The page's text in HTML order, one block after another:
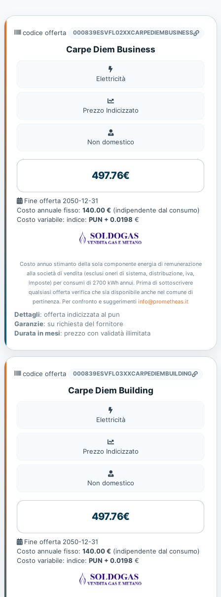
codice offerta 000839ESVFL02XXCARPEDIEMBUSINESS
Carpe Diem Business
Elettricità
Elettricità
Prezzo Indicizzato
Non
domestic
Non domestico
497.76€
Fine
offerta
Fine offerta 2050-12-31
Costo annuale fisso: 140.00 € (indipendente dal consumo)
Costo variabile: indice: PUN + 0.0198 €
Costo annuo stimanto della sola componente energia di remunerazione
alla società di vendita (esclusi oneri di sistema, distribuzione, iva,
imposte) per consumi di 2700 kWh annui. Prima di sottoscrivere
qualsiasi offerta verifica che sia disponibile anche nel comune di
pertinenza. Per confronto e suggerimenti info@prometheas.it
Dettagli: offerta indicizzata al pun
Garanzie: su richiesta del fornitore
Durata in mesi: prezzo con validatà illimitata
codice offerta 000839ESVFL03XXCARPEDIEMBUILDING
Carpe Diem Building
Elettricità
Elettricità
Prezzo Indicizzato
Non
domestic
Non domestico
497.76€
Fine
offerta
Fine offerta 2050-12-31
Costo annuale fisso: 140.00 € (indipendente dal consumo)
Costo variabile: indice: PUN + 0.0198 €